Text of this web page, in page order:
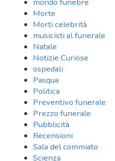
mondo funebre
Morte
Morti celebrità
musicisti al funerale
Natale
Notizie Curiose
ospedali
Pasqua
Politica
Preventivo funerale
Prezzo funerale
Pubblicità
Recensioni
Sala del commiato
Scienza